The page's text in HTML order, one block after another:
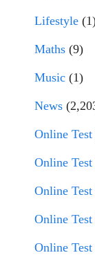
Lifestyle
Maths (9)
Music (1)
News
Online Test
Online Test
Online
Online
Online